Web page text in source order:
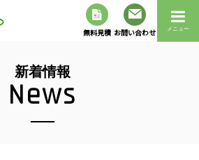
無料見積 お問い合わせ メニュー
新着情報
News